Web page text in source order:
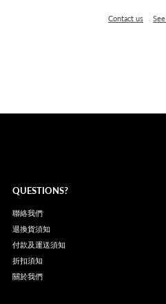
Contact us
QUESTIONS?
聯絡我們
退換貨須知
付款及運送須知
折扣須知
關於我們